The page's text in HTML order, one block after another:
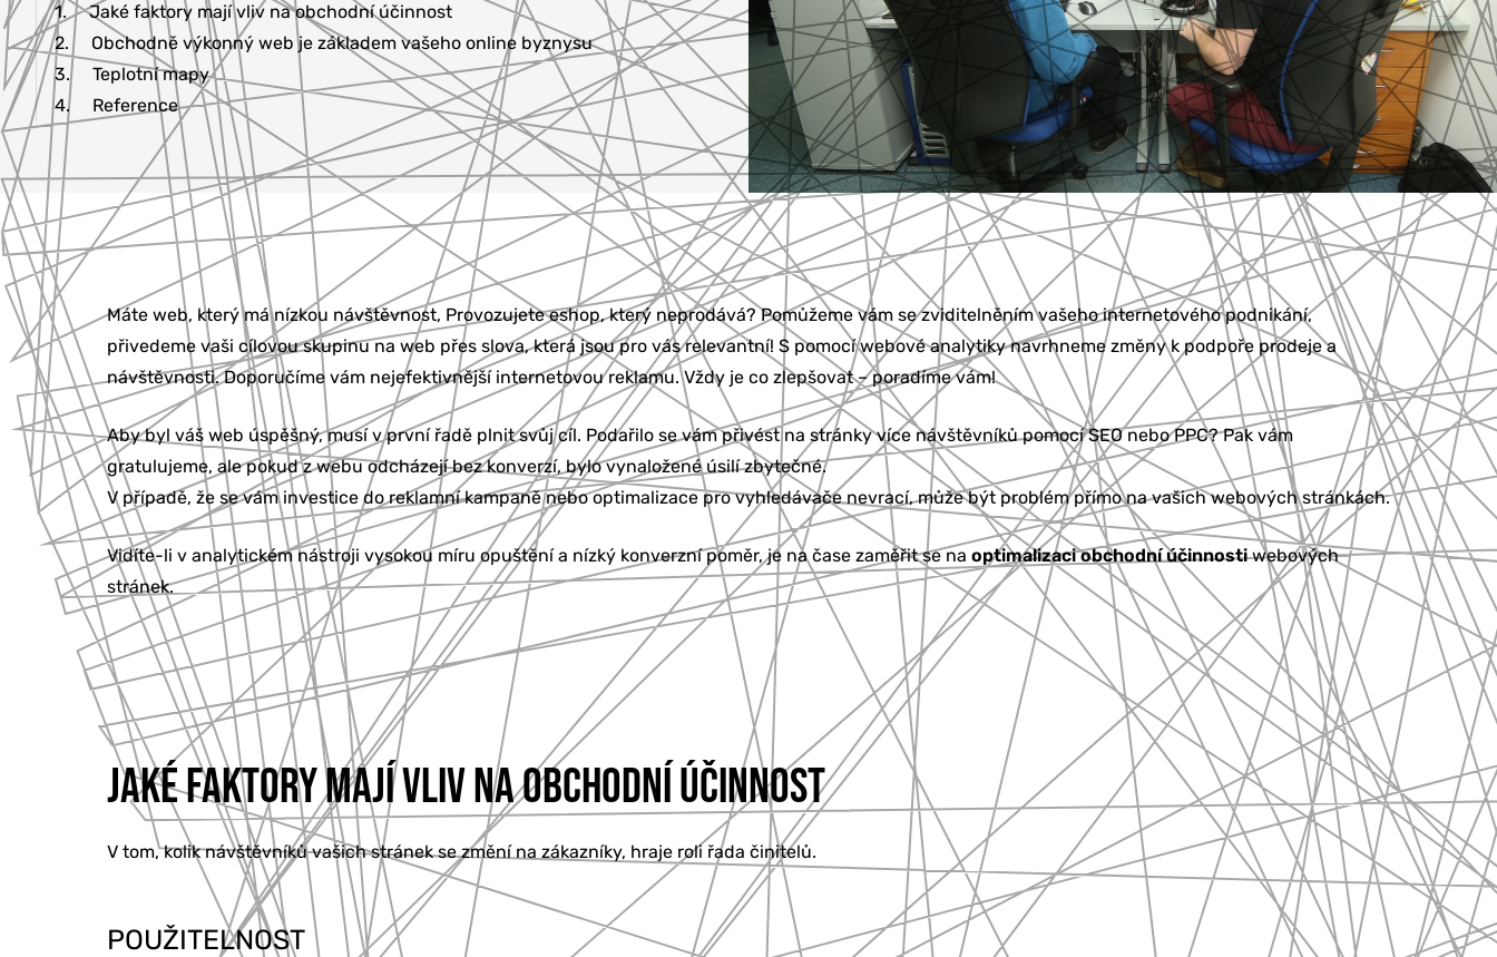
1.
Jaké faktory mají vliv na obchodní účinnost
2.
Obchodně výkonný web je základem vašeho online byznysu
3.
Teplotní mapy
4.
Reference
Máte web, který má nízkou návštěvnost, Provozujete eshop, který neprodává? Pomůžeme vám se zviditelněním vašeho internetového podnikání,
přivedeme vaši cílovou skupinu na web přes slova, která jsou pro vás relevantní! S pomocí webové analytiky navrhneme změny k podpoře prodeje a
návštěvnosti. Doporučíme vám nejefektivnější internetovou reklamu. Vždy je co zlepšovat – poradíme vám!
Aby byl váš web úspěšný, musí v první řadě plnit svůj cíl. Podařilo se vám přivést na stránky více návštěvníků pomocí SEO nebo PPC? Pak vám
gratulujeme, ale pokud z webu odcházejí bez konverzí, bylo vynaložené úsilí zbytečné.
V případě, že se vám investice do reklamní kampaně nebo optimalizace pro vyhledávače nevrací, může být problém přímo na vašich webových stránkách.
Vidíte-li v analytickém nástroji vysokou míru opuštění a nízký konverzní poměr, je na čase zaměřit se na optimalizaci obchodní účinnostiwebových
stránek.
JAKÉ FAKTORY MAJÍ VLIV NA OBCHODNÍ ÚČINNOST
V tom, kolik návštěvníků vašich stránek se změní na zákazníky, hraje roli řada činitelů.
POUŽITELNOST